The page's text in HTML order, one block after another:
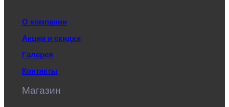
О компании
Акции и скидки
Галерея
Контакты
Магазин